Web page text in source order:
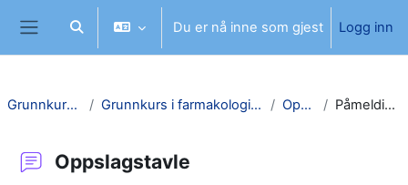
Gå til hovedinnhold
Veksle inndata for søkDu er nå inne som gjest Logg inn
Grunnkurs i farmakologi SI Grunnkurs i farmakologi Høst 2026 - ambulansetjensten SI Oppslagstavle Påmelding praktisk prøve
Oppslagstavle